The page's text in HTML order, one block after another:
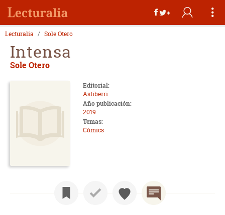
Lecturalia Sole Otero
Intensa
Sole Otero
Editorial:
Astiberri
Año publicación:
2019
Temas:
Cómics